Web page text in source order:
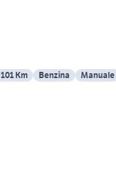
101 Km Benzina Manuale